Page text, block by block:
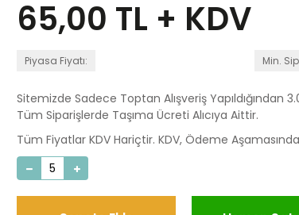
65,00 TL + KDV
Piyasa Fiyatı: Min.
Sitemizde Sadece Toptan Alışveriş Yapıldığından
Tüm Siparişlerde Taşıma Ücreti Alıcıya Aittir.
Tüm Fiyatlar KDV Hariçtir. KDV, Ödeme